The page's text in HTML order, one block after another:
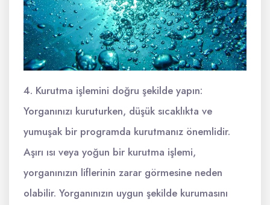
4. Kurutma işlemini doğru şekilde yapın:
Yorganınızı kuruturken, düşük sıcaklıkta ve
yumuşak bir programda kurutmanız önemlidir.
Aşırı ısı veya yoğun bir kurutma işlemi,
yorganınızın liflerinin zarar görmesine neden
olabilir. Yorganınızın uygun şekilde kurumasını